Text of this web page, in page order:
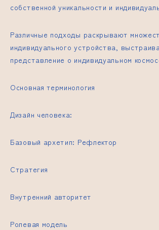
собственной уникальности и
Различные подходы раскрывают
индивидуального устройства,
представление о индивидуальном
Основная терминология
Дизайн человека:
Базовый архетип: Рефлектор
Стратегия
Внутренний авторитет
Ролевая модель